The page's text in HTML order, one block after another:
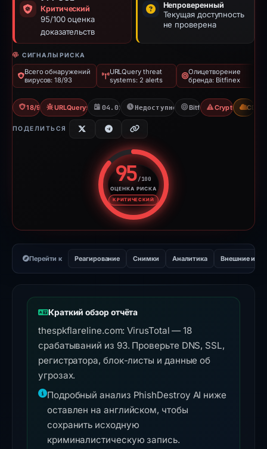
Критический
95/100 оценка
доказательств
Непроверенный
Текущая доступность
не проверена
СИГНАЛЫ РИСКА
Всего обнаружений
вирусов: 18/93
URLQuery threat
systems: 2 alerts
Олицетворение
бренда: Bitfinex
18/93 VTURLQuery: 2 threat alerts
04.01.2026Недоступно с 06.06.2026
BitfinexCrypto ScamCDN
ПОДЕЛИТЬСЯ
95/100
ОЦЕНКА РИСКА
КРИТИЧЕСКИЙ
Оценка риска: 95 из 100.
Перейти к Реагирование Снимки Аналитика Внешние
Краткий обзор отчёта
thespkflareline.com: VirusTotal — 18
срабатываний из 93. Проверьте DNS, SSL,
регистратора, блок-листы и данные об
угрозах.
Подробный анализ PhishDestroy AI ниже
оставлен на английском, чтобы
сохранить исходную
криминалистическую запись.